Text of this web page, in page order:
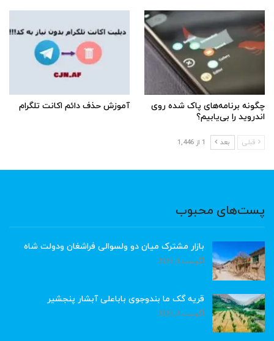
چگونه برنامه‌های پاک شده روی
اندروید را بی‌یابیم؟
آموزش حذف دائم اکانت تلگرام
قبلی بعد 1 از 1,446
پست‌های محبوب
بازار مشترک میان دو ولسوالی فراشغان ودولت شاه
آگوست 8, 2026
قریه گک ما بندوجوی باباعلی آبشار پنجشیر
آگوست 8, 2026